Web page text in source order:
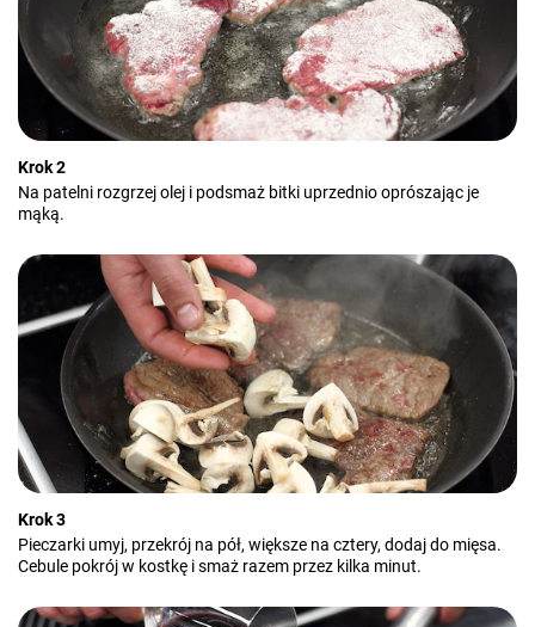
Krok 2
Na patelni rozgrzej olej i podsmaż bitki uprzednio oprószając je
mąką.
Krok 3
Pieczarki umyj, przekrój na pół, większe na cztery, dodaj do mięsa.
Cebule pokrój w kostkę i smaż razem przez kilka minut.